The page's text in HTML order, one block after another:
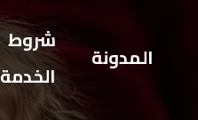
المدونة
شروط
الخدمة